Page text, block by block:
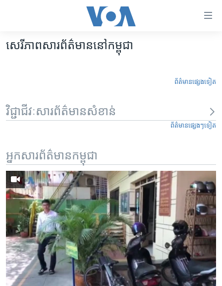
គេហទំព័រ​
ទៅ​​
ទំព័រ​
ម្តង
រំលង​
ចូល​
ទៅ​
ទំព័រ​
រចនា
សម្ព័ន្ធ​
រំលង​
និង​
ចូល​
កម្ពុជា
ចិន
ហេឡូវីអូអេ
ព្រឹត្តិការណ៍ព័ត៌មាន
ទូរទស្សន៍ / វីដេអូ​
វិទ្យុ / ផតខាសថ៍
កម្មវិធីទាំងអស់
Khmer English
បណ្តាញ​សង្គម
សេរីភាពសារព័ត៌មាននៅកម្ពុជា
ព័ត៌មានផ្សេងទៀត
វិជ្ជាជីវៈសារព័ត៌មានសំខាន់
ព័ត៌មានផ្សេងៗទៀត
អ្នកសារព័ត៌មានកម្ពុជា